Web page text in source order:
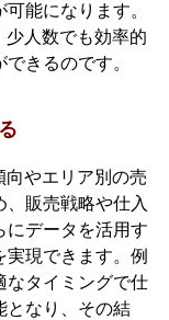
能になります。
少人数でも効率的
きるのです。
向やエリア別の売
、販売戦略や仕入
にデータを活用す
現できます。例
なタイミングで仕
となり、その結